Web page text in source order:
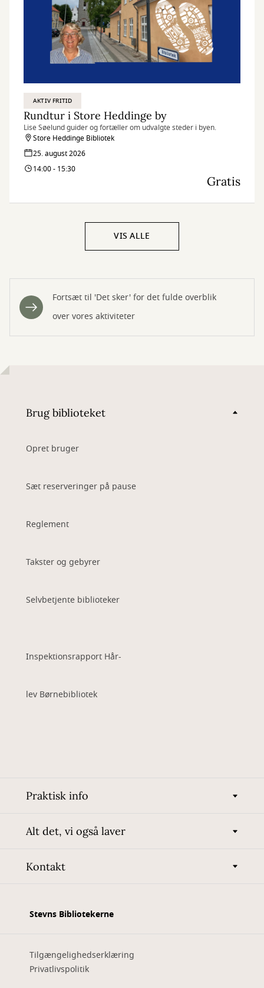
AKTIV FRITID
Rundtur i Store Heddinge by
Lise Søelund guider og fortæller om udvalgte steder i byen.
Store Heddinge Bibliotek
25. august 2026
14:00 - 15:30
Gratis
VIS ALLE
Fortsæt til 'Det sker' for det fulde overblik
over vores aktiviteter
Brug biblioteket
Opret bruger
Sæt reserveringer på pause
Reglement
Takster og gebyrer
Selvbetjente biblioteker
Inspektionsrapport Hår-
lev Børnebibliotek
Praktisk info
Alt det, vi også laver
Kontakt
Stevns Bibliotekerne
Tilgængelighedserklæring
Privatlivspolitik